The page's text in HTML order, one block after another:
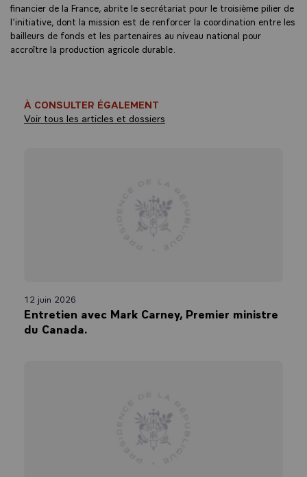
financier de la France, abrite le secrétariat pour le troisième pilier de
l’initiative, dont la mission est de renforcer la coordination entre les
bailleurs de fonds et les partenaires au niveau national pour
accroître la production agricole durable.
À CONSULTER ÉGALEMENT
Voir tous les articles et dossiers
12 juin 2026
Entretien avec Mark Carney, Premier ministre
du Canada.